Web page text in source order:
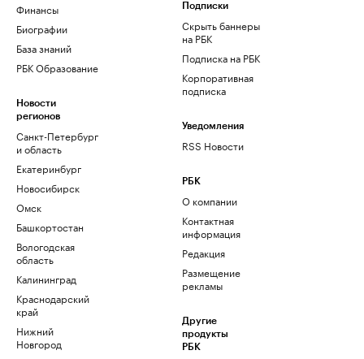
Финансы
Биографии
База знаний
РБК Образование
Новости
регионов
Санкт-Петербург
и область
Екатеринбург
Новосибирск
Омск
Башкортостан
Вологодская
область
Калининград
Краснодарский
край
Нижний
Новгород
Подписки
Скрыть баннеры
на РБК
Подписка на РБК
Корпоративная
подписка
Уведомления
RSS Новости
РБК
О компании
Контактная
информация
Редакция
Размещение
рекламы
Другие
продукты
РБК